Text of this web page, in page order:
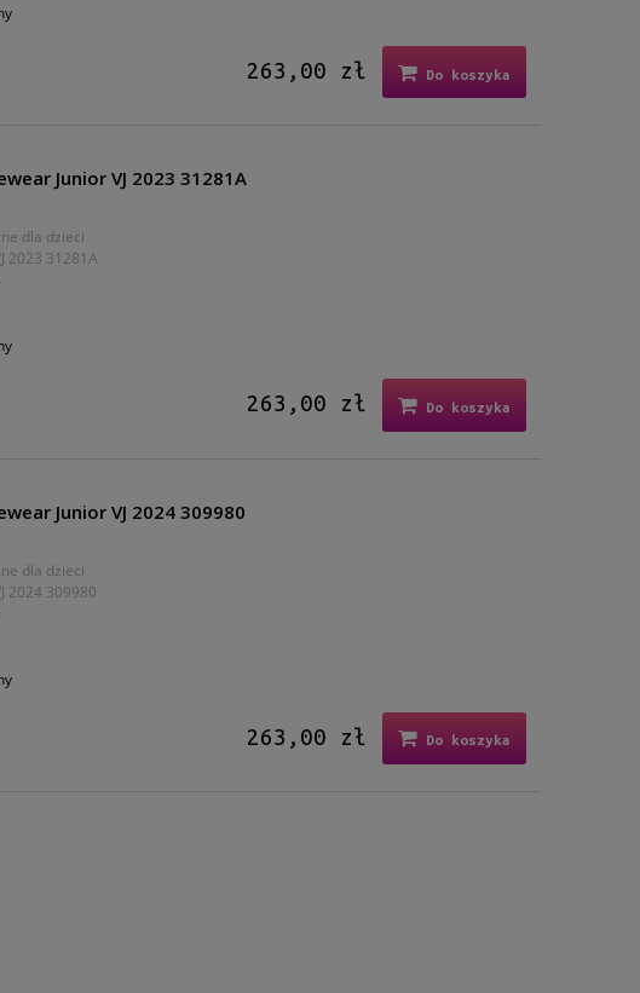
263,00 zł Do koszyka
Junior VJ 2023 31281A
dla dzieci
2023 31281A
263,00 zł Do koszyka
Junior VJ 2024 309980
dla dzieci
2024 309980
263,00 zł Do koszyka